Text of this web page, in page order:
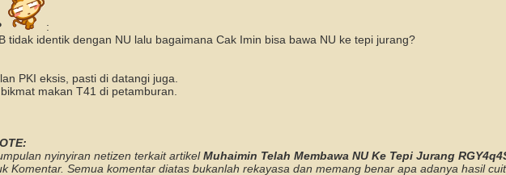
:
tidak identik dengan NU lalu bagaimana Cak Imin bisa bawa NU ke tepi jurang?
PKI eksis, pasti di datangi juga.
makan T41 di petamburan.
nyinyiran netizen terkait artikelMuhaimin Telah Membawa NU Ke Tepi Jurang
Komentar. Semua komentar diatas bukanlah rekayasa dan memang benar apa adanya hasil